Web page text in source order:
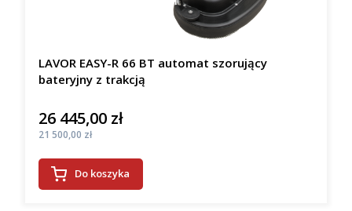
LAVOR EASY-R 66 BT automat szorujący
bateryjny z trakcją
Cena
26 445,00 zł
Cena
21 500,00 zł
Do koszyka